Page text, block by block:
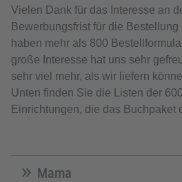
Vielen Dank für das Interesse an
Bewerbungsfrist für die
haben mehr als 800
große Interesse hat uns sehr
sehr viel mehr, als wir liefern
Unten finden Sie die Listen der
Einrichtungen, die das Buchpaket
Mama